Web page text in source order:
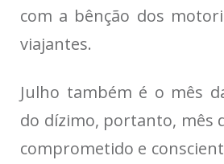
com a bênção dos
viajantes.
Julho também é o mês
do dízimo, portanto, mês
comprometido e